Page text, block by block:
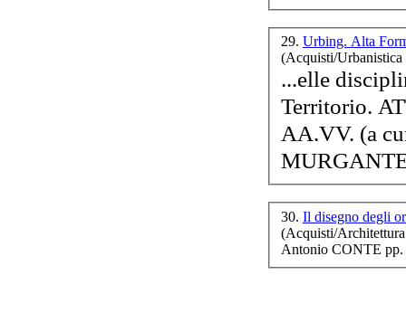
29. Urbing. Alta
(Acquisti/Urbanistica
...elle
Territorio.
AA.VV. (a
30. Il disegno degli
(Acquisti/Architettura
Antonio CONTE pp.